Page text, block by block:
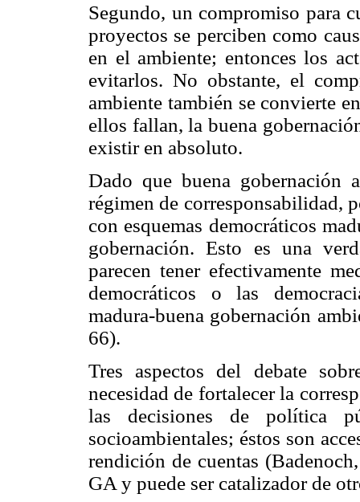
Segundo, un compromiso para
proyectos se perciben como
en el ambiente; entonces los
evitarlos. No obstante, el
ambiente también se convierte
ellos fallan, la buena
existir en absoluto.
Dado que buena gobernación
régimen de corresponsabilidad,
con esquemas democráticos
gobernación. Esto es una
parecen tener efectivamente
democráticos o las
madura-buena gobernación
66).
Tres aspectos del debate
necesidad de fortalecer la
las decisiones de política
socioambientales; éstos son
rendición de cuentas
GA y puede ser catalizador de